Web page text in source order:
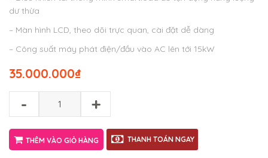
dư thừa
– Màn hình LCD, theo dõi trực quan, cài đặt dễ dàng
– Công suất máy phát điện/đầu vào AC lên tới 15kW
₫
35.000.000
- +
THÊM VÀO GIỎ HÀNG THANH TOÁN NGAY